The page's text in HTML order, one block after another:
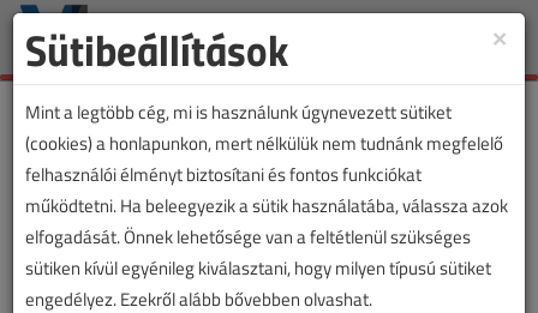
Toggle
×
Sütibeállítások
Mint a legtöbb cég, mi is használunk úgynevezett sütiket
(cookies) a honlapunkon, mert nélkülük nem tudnánk megfelelő
felhasználói élményt biztosítani és fontos funkciókat
működtetni. Ha beleegyezik a sütik használatába, válassza azok
elfogadását. Önnek lehetősége van a feltétlenül szükséges
sütiken kívül egyénileg kiválasztani, hogy milyen típusú sütiket
engedélyez. Ezekről alább bővebben olvashat.